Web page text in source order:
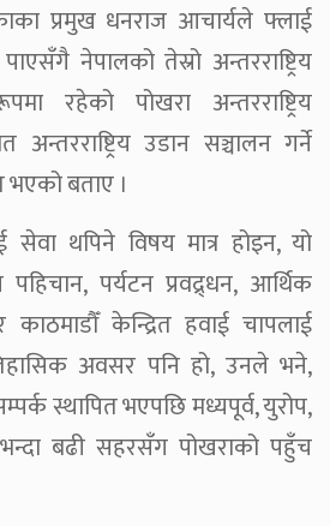
प्रमुख धनराज आचार्यले फ्लाई
नेपालको तेस्रो अन्तरराष्ट्रिय
रहेको पोखरा अन्तरराष्ट्रिय
अन्तरराष्ट्रिय उडान सञ्चालन गर्ने
भएको बताए ।
थपिने विषय मात्र होइन, यो
पहिचान, पर्यटन प्रवद्र्धन, आर्थिक
काठमाडौँ केन्द्रित हवाई चापलाई
अवसर पनि हो, उनले भने,
स्थापित भएपछि मध्यपूर्व, युरोप,
बढी सहरसँग पोखराको पहुँच